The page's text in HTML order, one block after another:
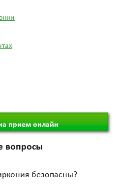
прием онлайн
вопросы
безопасны?